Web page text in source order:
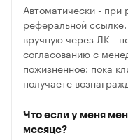
Автоматически - при
реферальной
вручную через ЛК -
согласованию с
пожизненное: пока
получаете
Что если у меня
месяце?